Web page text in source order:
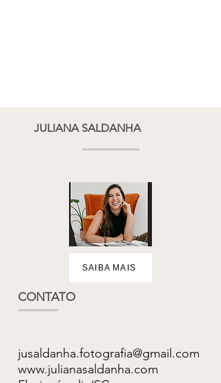
JULIANA SALDANHA
SAIBA MAIS
CONTATO
jusaldanha.fotografia@gmail.com
www.julianasaldanha.com